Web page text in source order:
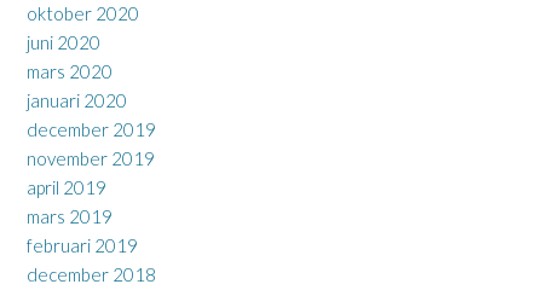
oktober 2020
juni 2020
mars 2020
januari 2020
december 2019
november 2019
april 2019
mars 2019
februari 2019
december 2018